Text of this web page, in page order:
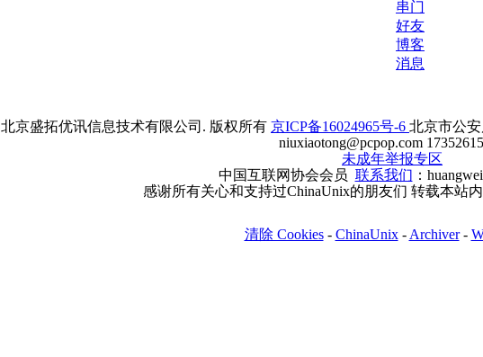
串门
好友
博客
消息
北京盛拓优讯信息技术有限公司. 版权所有 京ICP备16024965号-6 北京市公安
niuxiaotong@pcpop.com
未成年举报专区
中国互联网协会会员 联系我们 ：
感谢所有关心和支持过ChinaUnix的朋友们 转载本站
清除 Cookies- ChinaUnix- Archiver-